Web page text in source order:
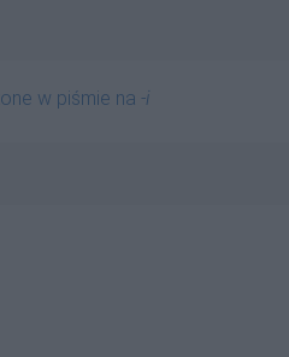
w piśmie na -i